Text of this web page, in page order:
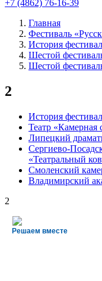
+7 (4862) 76-16-39
Главная
Фестиваль
История
Шестой
Шестой
2
История
Театр «Камерная
Липецкий
Сергиево-
«Театральный
Смоленский
Владимирский
2
Решаем вместе